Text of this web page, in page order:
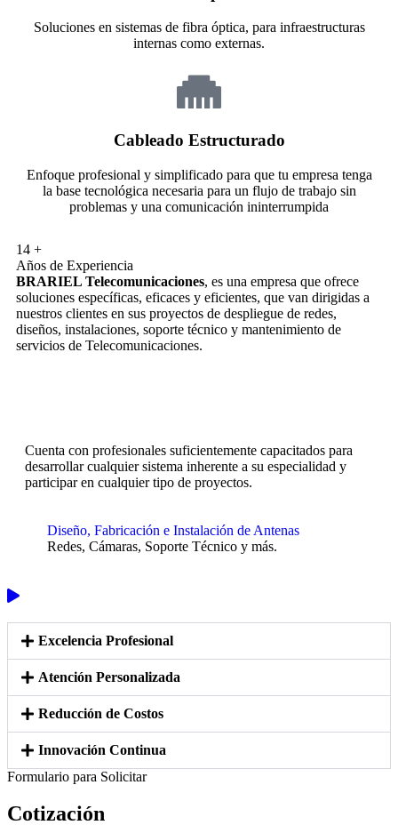
Soluciones en sistemas de fibra óptica, para infraestructuras
internas como externas.
Cableado Estructurado
Enfoque profesional y simplificado para que tu empresa tenga
la base tecnológica necesaria para un flujo de trabajo sin
problemas y una comunicación ininterrumpida
14 +
Años de Experiencia
BRARIEL Telecomunicaciones, es una empresa que ofrece
soluciones específicas, eficaces y eficientes, que van dirigidas a
nuestros clientes en sus proyectos de despliegue de redes,
diseños, instalaciones, soporte técnico y mantenimiento de
servicios de Telecomunicaciones.
Cuenta con profesionales suficientemente capacitados para
desarrollar cualquier sistema inherente a su especialidad y
participar en cualquier tipo de proyectos.
Diseño, Fabricación e Instalación de Antenas
Redes, Cámaras, Soporte Técnico y más.
Excelencia Profesional
Atención Personalizada
Reducción de Costos
Innovación Continua
Formulario para Solicitar
Cotización